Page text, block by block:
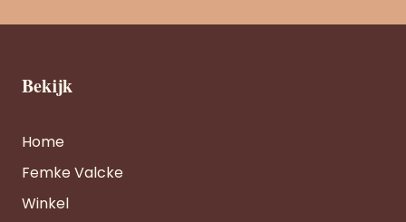
Bekijk
Home
Femke Valcke
Winkel